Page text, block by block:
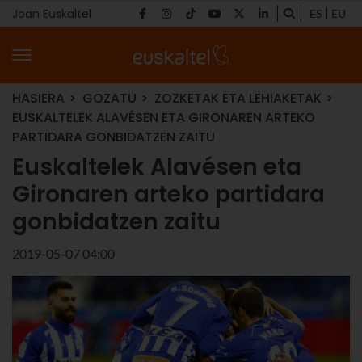
Joan Euskaltel ES EU
HASIERA GOZATU
ZOZKETAK ETA LEHIAKETAK
EUSKALTELEK ALAVÉSEN ETA GIRONAREN ARTEKO
PARTIDARA GONBIDATZEN ZAITU
Euskaltelek Alavésen eta
Gironaren arteko partidara
gonbidatzen zaitu
2019-05-07 04:00